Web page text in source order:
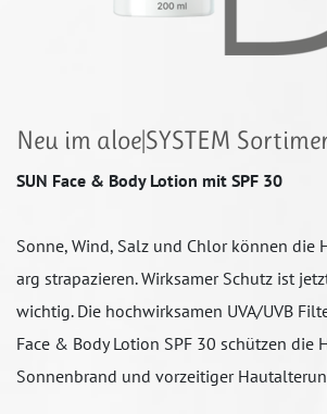
Neu im aloe|SYSTEM
SUN Face & Body Lotion mit SPF 30
Sonne, Wind, Salz und Chlor können die
arg strapazieren. Wirksamer Schutz ist
wichtig. Die hochwirksamen UVA/UVB
Face & Body Lotion SPF 30 schützen die
Sonnenbrand und vorzeitiger